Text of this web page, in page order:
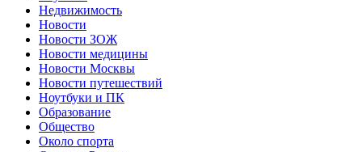
Недвижимость
Новости
Новости ЗОЖ
Новости медицины
Новости Москвы
Новости путешествий
Ноутбуки и ПК
Образование
Общество
Около спорта